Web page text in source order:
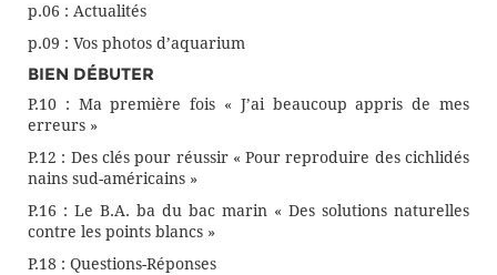
p.06 : Actualités
p.09 : Vos photos d’aquarium
BIEN DÉBUTER
P.10 : Ma première fois « J’ai beaucoup appris de mes
erreurs »
P.12 : Des clés pour réussir « Pour reproduire des cichlidés
nains sud-américains »
P.16 : Le B.A. ba du bac marin « Des solutions naturelles
contre les points blancs »
P.18 : Questions-Réponses